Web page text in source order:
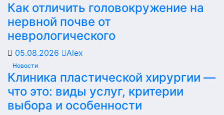
Как отличить головокружение на
нервной почве от
неврологического
05.08.2026 Alex
Новости
Клиника пластической хирургии —
что это: виды услуг, критерии
выбора и особенности